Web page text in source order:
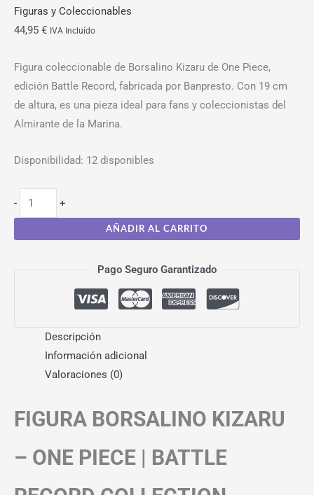
Figuras y Coleccionables
44,95 € IVA Incluído
Figura coleccionable de Borsalino Kizaru de One Piece,
edición Battle Record, fabricada por Banpresto. Con 19 cm
de altura, es una pieza ideal para fans y coleccionistas del
Almirante de la Marina.
Disponibilidad: 12 disponibles
- +
AÑADIR AL CARRITO
Pago Seguro Garantizado
Descripción
Información adicional
Valoraciones (0)
FIGURA BORSALINO KIZARU
– ONE PIECE | BATTLE